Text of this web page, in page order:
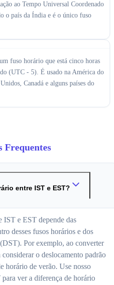
ao Tempo Universal Coordenado
o país da Índia e é o único fuso
fuso horário que está cinco horas
(UTC - 5). É usado na América do
Canadá e alguns países do
Frequentes
entre IST e EST?
IST e EST depende das
desses fusos horários e dos
Por exemplo, ao converter
o deslocamento padrão
horário de verão. Use nosso
ver a diferença de horário